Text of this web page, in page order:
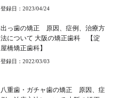
登録日：2023/04/24
出っ歯の矯正 原因、症例、治療方
法について 大阪の矯正歯科 【淀
屋橋矯正歯科】
登録日：2022/03/03
八重歯・ガチャ歯の矯正 原因、症